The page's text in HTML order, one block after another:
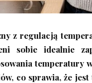
z regulacją
sobie idealnie
temperatury
co sprawia, że